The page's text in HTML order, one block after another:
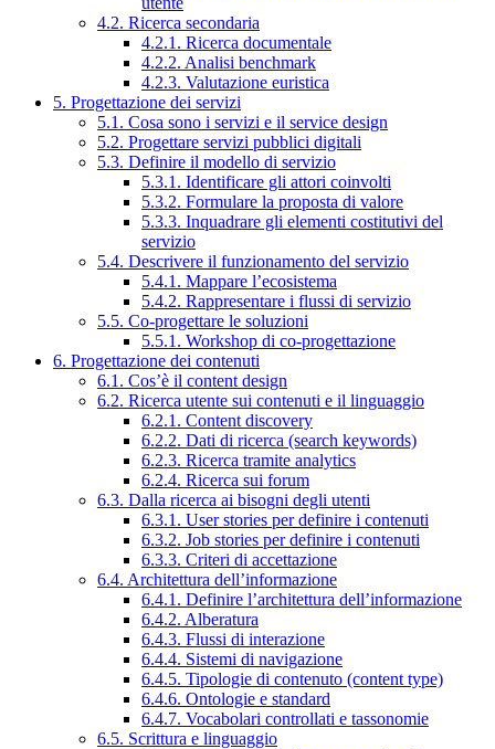
4.2. Ricerca secondaria
4.2.1. Ricerca documentale
4.2.2. Analisi benchmark
4.2.3. Valutazione euristica
5. Progettazione dei servizi
5.1. Cosa sono i servizi e il service design
5.2. Progettare servizi pubblici digitali
5.3. Definire il modello di servizio
5.3.1. Identificare gli attori coinvolti
5.3.2. Formulare la proposta di valore
5.3.3. Inquadrare gli elementi costitutivi del
servizio
5.4. Descrivere il funzionamento del servizio
5.4.1. Mappare l’ecosistema
5.4.2. Rappresentare i flussi di servizio
5.5. Co-progettare le soluzioni
5.5.1. Workshop di co-progettazione
6. Progettazione dei contenuti
6.1. Cos’è il content design
6.2. Ricerca utente sui contenuti e il linguaggio
6.2.1. Content discovery
6.2.2. Dati di ricerca (search keywords)
6.2.3. Ricerca tramite analytics
6.2.4. Ricerca sui forum
6.3. Dalla ricerca ai bisogni degli utenti
6.3.1. User stories per definire i contenuti
6.3.2. Job stories per definire i contenuti
6.3.3. Criteri di accettazione
6.4. Architettura dell’informazione
6.4.1. Definire l’architettura dell’informazione
6.4.2. Alberatura
6.4.3. Flussi di interazione
6.4.4. Sistemi di navigazione
6.4.5. Tipologie di contenuto (content type)
6.4.6. Ontologie e standard
6.4.7. Vocabolari controllati e tassonomie
6.5. Scrittura e linguaggio